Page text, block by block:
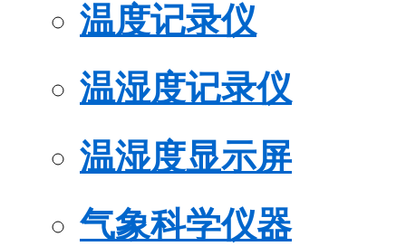
温度记录仪
温湿度记录仪
温湿度显示屏
气象科学仪器